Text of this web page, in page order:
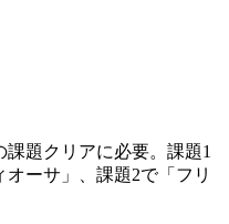
題クリアに必要。課題1
ーサ」、課題2で「フリ